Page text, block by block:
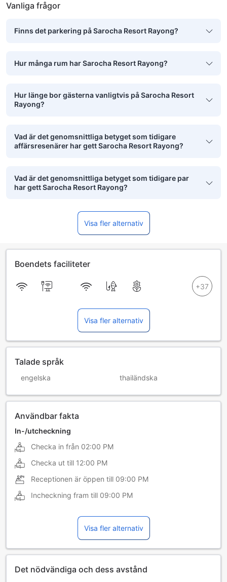
Vanliga frågor
Finns det parkering på Sarocha Resort Rayong?
Hur många rum har Sarocha Resort Rayong?
Hur länge bor gästerna vanligtvis på Sarocha Resort
Rayong?
Vad är det genomsnittliga betyget som tidigare
affärsresenärer har gett Sarocha Resort Rayong?
Vad är det genomsnittliga betyget som tidigare par
har gett Sarocha Resort Rayong?
Visa fler alternativ
Boendets faciliteter
Visa fler alternativ
Talade språk
engelska thailändska
Användbar fakta
In-/utcheckning
Checka in från 02:00 PM
Checka ut till 12:00 PM
Receptionen är öppen till 09:00 PM
Incheckning fram till 09:00 PM
Visa fler alternativ
Det nödvändiga och dess avstånd